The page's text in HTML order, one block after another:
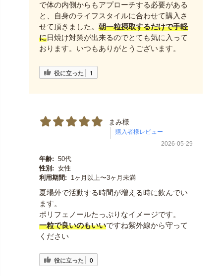
で体の内側からもアプローチする必要がある
と、自身のライフスタイルに合わせて購入さ
せて頂きました。 朝一粒摂取するだけで手軽
に日焼け対策が出来るのでとても気に入って
おります。いつもありがとうございます。
役に立った 1
まみ様
2026-05-29
年齢: 50代
性別: 女性
利用期間:
1ヶ月以上〜3ヶ月未満
夏場外で活動する時間が増える時に飲んでい
ます。
ポリフェノールたっぷりなイメージです。
一粒で良いのもいいですね紫外線から守って
ください
役に立った 0